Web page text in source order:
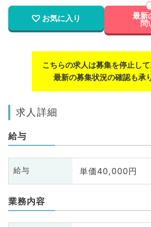
お気に入り 最新
問
こちらの求人は募集を停止して
最新の募集状況の確認も承
求人詳細
給与
給与 単価40,000円
業務内容